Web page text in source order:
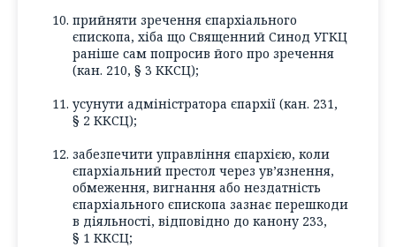
прийняти зречення єпархіального
єпископа, хіба що Священний Синод УГКЦ
раніше сам попросив його про зречення
(кан. 210, § 3 ККСЦ);
усунути адміністратора єпархії (кан. 231,
§ 2 ККСЦ);
забезпечити управління єпархією, коли
єпархіальний престол через ув’язнення,
обмеження, вигнання або нездатність
єпархіального єпископа зазнає перешкоди
в діяльності, відповідно до канону 233,
§ 1 ККСЦ;